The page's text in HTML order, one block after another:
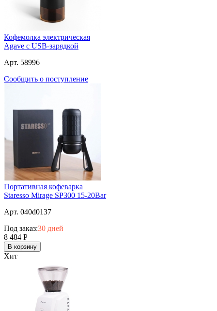
Кофемолка электрическая
Agave с USB-зарядкой
Арт. 58996
Сообщить о поступление
Портативная кофеварка
Staresso Mirage SP300 15-20Bar
Арт. 040d0137
Под заказ:30 дней
8 484 Р
В корзину
Хит